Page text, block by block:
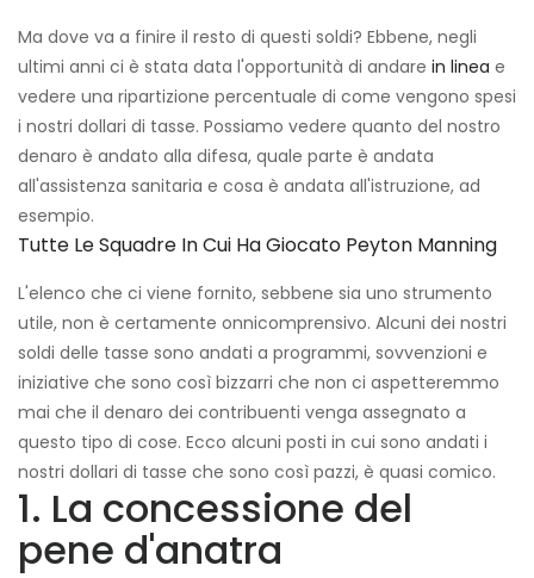
Ma dove va a finire il resto di questi soldi? Ebbene, negli
ultimi anni ci è stata data l'opportunità di andare in linea e
vedere una ripartizione percentuale di come vengono spesi
i nostri dollari di tasse. Possiamo vedere quanto del nostro
denaro è andato alla difesa, quale parte è andata
all'assistenza sanitaria e cosa è andata all'istruzione, ad
esempio.
Tutte Le Squadre In Cui Ha Giocato Peyton Manning
L'elenco che ci viene fornito, sebbene sia uno strumento
utile, non è certamente onnicomprensivo. Alcuni dei nostri
soldi delle tasse sono andati a programmi, sovvenzioni e
iniziative che sono così bizzarri che non ci aspetteremmo
mai che il denaro dei contribuenti venga assegnato a
questo tipo di cose. Ecco alcuni posti in cui sono andati i
nostri dollari di tasse che sono così pazzi, è quasi comico.
1. La concessione del
pene d'anatra